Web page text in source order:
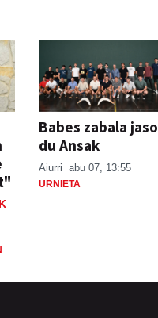
Babes zabala jaso
du Ansak
Aiurri abu 07, 13:55
URNIETA